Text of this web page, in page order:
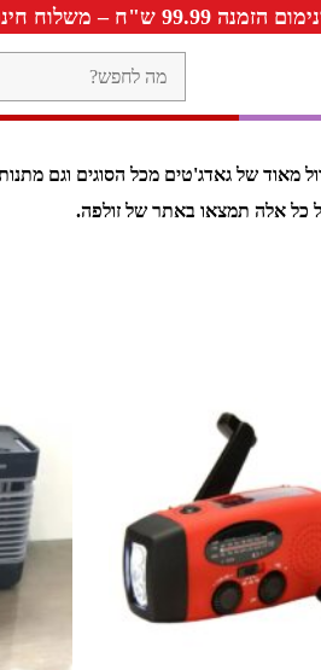
99.99 ש"ח – משלוח חינם ברכישה מעל 249.99ש"ח
לחפש?
מאוד של גאדג'טים מכל הסוגים וגם